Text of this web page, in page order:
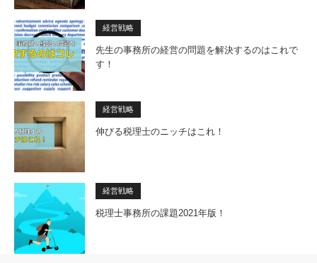
経営戦略
先生の事務所の経営の問題を解決するのはこれで
す！
経営戦略
伸びる税理士のニッチはこれ！
経営戦略
税理士事務所の課題2021年版！